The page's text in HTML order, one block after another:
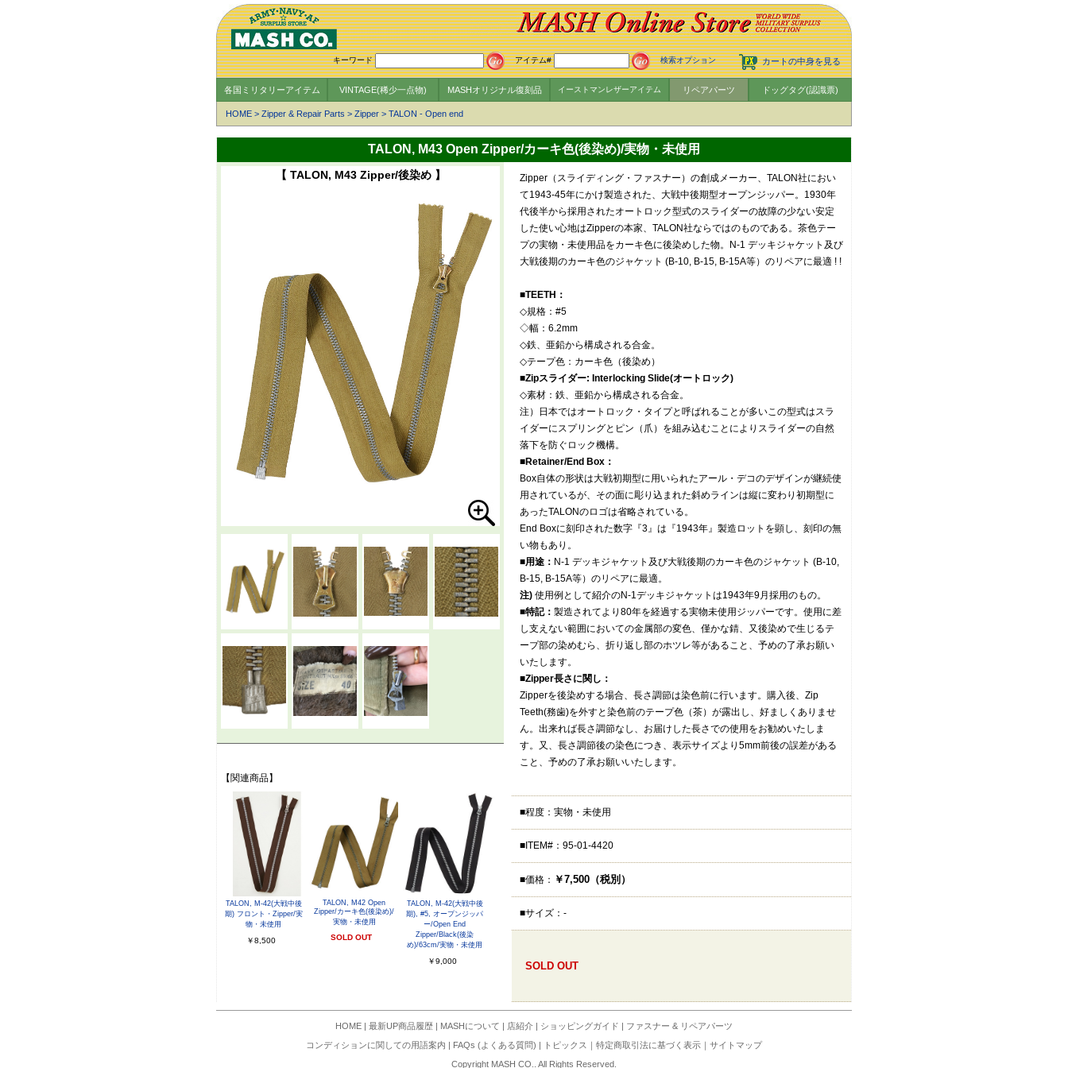
カートの中身を見る
キーワード アイテム# 検索オプション
各国ミリタリーアイテム VINTAGE(稀少一点物) MASHオリジナル復刻品 イーストマンレザーアイテム リペアパーツ ドッグタグ(認識票)
HOME > Zipper & Repair Parts > Zipper > TALON - Open end
TALON, M43 Open Zipper/カーキ色(後染め)/実物・未使用
【 TALON, M43 Zipper/後染め 】
【関連商品】
TALON, M-42(大戦中後
期) フロント・Zipper/実
物・未使用
￥8,500
TALON, M42 Open
Zipper/カーキ色(後染め)/
実物・未使用
SOLD OUT
TALON, M-42(大戦中後
期), #5, オープンジッパ
ー/Open End
Zipper/Black(後染
め)/63cm/実物・未使用
￥9,000
Zipper（スライディング・ファスナー）の創成メーカー、TALON社におい
て1943-45年にかけ製造された、大戦中後期型オープンジッパー。1930年
代後半から採用されたオートロック型式のスライダーの故障の少ない安定
した使い心地はZipperの本家、TALON社ならではのものである。茶色テー
プの実物・未使用品をカーキ色に後染めした物。N-1 デッキジャケット及び
大戦後期のカーキ色のジャケット (B-10, B-15, B-15A等）のリペアに最適 ! !
■TEETH：
◇規格：#5
◇幅：6.2mm
◇鉄、亜鉛から構成される合金。
◇テープ色：カーキ色（後染め）
■Zipスライダー: Interlocking Slide(オートロック)
◇素材：鉄、亜鉛から構成される合金。
注）日本ではオートロック・タイプと呼ばれることが多いこの型式はスラ
イダーにスプリングとピン（爪）を組み込むことによりスライダーの自然
落下を防ぐロック機構。
■Retainer/End Box：
Box自体の形状は大戦初期型に用いられたアール・デコのデザインが継続使
用されているが、その面に彫り込まれた斜めラインは縦に変わり初期型に
あったTALONのロゴは省略されている。
End Boxに刻印された数字『3』は『1943年』製造ロットを顕し、刻印の無
い物もあり。
■用途： N-1 デッキジャケット及び大戦後期のカーキ色のジャケット (B-10,
B-15, B-15A等）のリペアに最適。
注) 使用例として紹介のN-1デッキジャケットは1943年9月採用のもの。
■特記： 製造されてより80年を経過する実物未使用ジッパーです。使用に差
し支えない範囲においての金属部の変色、僅かな錆、又後染めで生じるテ
ープ部の染めむら、折り返し部のホツレ等があること、予めの了承お願い
いたします。
■Zipper長さに関し：
Zipperを後染めする場合、長さ調節は染色前に行います。購入後、Zip
Teeth(務歯)を外すと染色前のテープ色（茶）が露出し、好ましくありませ
ん。出来れば長さ調節なし、お届けした長さでの使用をお勧めいたしま
す。又、長さ調節後の染色につき、表示サイズより5mm前後の誤差がある
こと、予めの了承お願いいたします。
■程度：実物・未使用
■ITEM#：95-01-4420
■価格： ￥7,500（税別）
■サイズ：-
SOLD OUT
HOME | 最新UP商品履歴 | MASHについて | 店紹介 | ショッピングガイド | ファスナー & リペアパーツ
コンディションに関しての用語案内 | FAQs (よくある質問) | トピックス ｜ 特定商取引法に基づく表示 ｜ サイトマップ
Copyright MASH CO.. All Rights Reserved.